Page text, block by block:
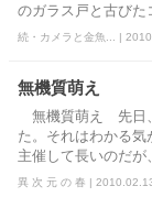
のガラス戸と古びた
続・カメラと金魚... |
無機質萌え
無機質萌え 先日
た。それはわかる
主催して長いのだが
異 次 元 の 春 |